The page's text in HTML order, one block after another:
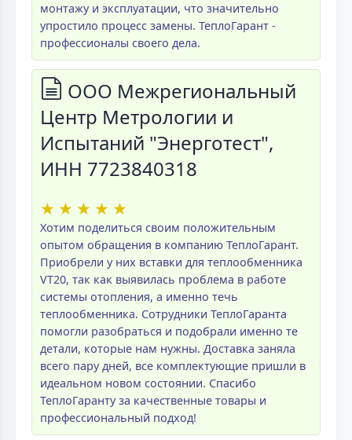
монтажу и эксплуатации, что значительно
упростило процесс замены. ТеплоГарант -
профессионалы своего дела.
ООО Межрегиональный
Центр Метрологии и
Испытаний "Энерготест",
ИНН 7723840318
★ ★ ★ ★ ★
Хотим поделиться своим положительным
опытом обращения в компанию ТеплоГарант.
Приобрели у них вставки для теплообменника
VT20, так как выявилась проблема в работе
системы отопления, а именно течь
теплообменника. Сотрудники ТеплоГаранта
помогли разобраться и подобрали именно те
детали, которые нам нужны. Доставка заняла
всего пару дней, все комплектующие пришли в
идеальном новом состоянии. Спасибо
ТеплоГаранту за качественные товары и
профессиональный подход!